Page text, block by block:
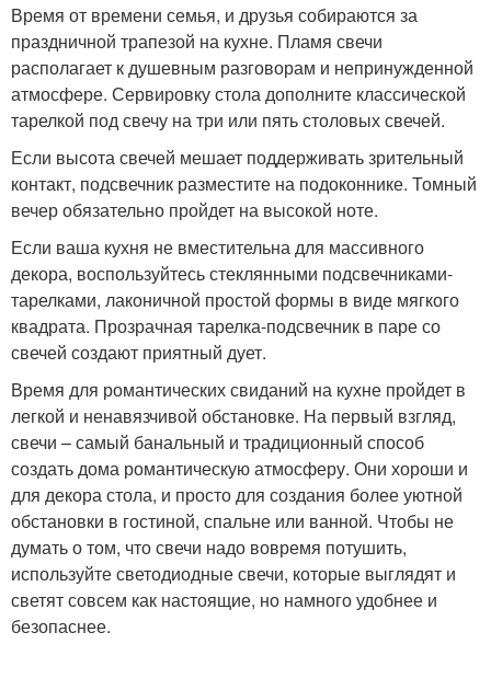
Время от времени семья, и друзья собираются за
праздничной трапезой на кухне. Пламя свечи
располагает к душевным разговорам и непринужденной
атмосфере. Сервировку стола дополните классической
тарелкой под свечу на три или пять столовых свечей.
Если высота свечей мешает поддерживать зрительный
контакт, подсвечник разместите на подоконнике. Томный
вечер обязательно пройдет на высокой ноте.
Если ваша кухня не вместительна для массивного
декора, воспользуйтесь стеклянными подсвечниками-
тарелками, лаконичной простой формы в виде мягкого
квадрата. Прозрачная тарелка-подсвечник в паре со
свечей создают приятный дует.
Время для романтических свиданий на кухне пройдет в
легкой и ненавязчивой обстановке. На первый взгляд,
свечи – самый банальный и традиционный способ
создать дома романтическую атмосферу. Они хороши и
для декора стола, и просто для создания более уютной
обстановки в гостиной, спальне или ванной. Чтобы не
думать о том, что свечи надо вовремя потушить,
используйте светодиодные свечи, которые выглядят и
светят совсем как настоящие, но намного удобнее и
безопаснее.